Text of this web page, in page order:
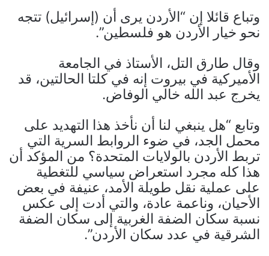
وتباع قائلا إن “الأردن يرى أن (إسرائيل) تتجه
نحو خيار الأردن هو فلسطين”.
وقال طارق التل، الأستاذ في الجامعة
الأميركية في بيروت إنه في كلتا الحالتين، قد
يخرج عبد الله خالي الوفاض.
وتابع “هل ينبغي لنا أن نأخذ هذا التهديد على
محمل الجد، في ضوء الروابط السرية التي
تربط الأردن بالولايات المتحدة؟ من المؤكد أن
هذا كله مجرد استعراض سياسي للتغطية
على عملية نقل طويلة الأمد، عنيفة في بعض
الأحيان، وناعمة عادة، والتي أدت إلى عكس
نسبة سكان الضفة الغربية إلى سكان الضفة
الشرقية في عدد سكان الأردن”.